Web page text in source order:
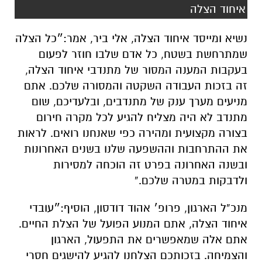
איחוד הצלה
נשיא ומייסד איחוד הצלה, אלי ביר, אמר:״כל הצלה
שמתרחשת בשטח, כל אדם שלבו חוזר לפעום
בעקבות המענה המסור של מתנדבי איחוד הצלה,
זה בזכות העבודה השקטה והמסורה שלכם. אתם
מניעים מערך ענק של מתנדבים, ובלעדיכם, שום
מתנדב לא היה מצליח להגיע לכל מקרה חירום
בצורה מקצועית ומהירה כפי שאנחנו רואים. לראות
את ההתרחבות וההשפעה שלנו בשנים האחרונות
ובשנה האחרונה בפרט זה הוכחה למסירות
ולדבקות במטרה שלכם.”
מנכ”ל הארגון, פרופ׳ אהוד דודסון, הוסיף:״עובדי
איחוד הצלה, אתם המנוע הפועל של הצלת החיים.
אתם אלה שמאפשרים את התפעול, הארגון
והצמיחה. בזכותכם הצלחנו להגיע להישגים חסרי